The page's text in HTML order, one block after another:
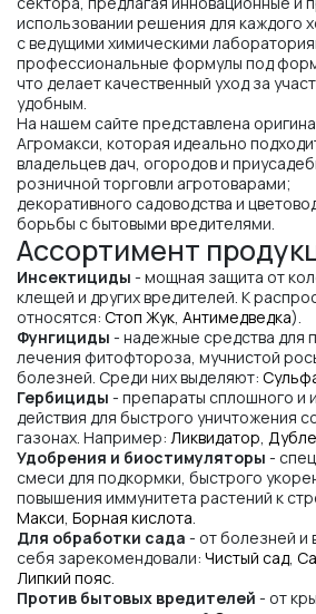
использовании решения для каждого
с ведущими химическими
профессиональные формулы под
что делает качественный уход за
удобным.
На нашем сайте представлена
Агромакси, которая идеально
владельцев дач, огородов и
розничной торговли агротоварами;
декоративного садоводства и
борьбы с бытовыми вредителями.
Ассортимент
Инсектициды - мощная защита от
клещей и других вредителей. К
относятся: Стоп Жук, Антимедведка).
Фунгициды - надежные средства для
лечения фитофтороза, мучнистой
болезней. Среди них выделяют:
Гербициды - препараты сплошного и
действия для быстрого уничтожения
газонах. Например: Ликвидатор,
Удобрения и биостимуляторы -
смеси для подкормки, быстрого
повышения иммунитета растений к
Макси, Борная кислота.
Для обработки сада - от болезней и
себя зарекомендовали: Чистый сад,
Липкий пояс.
Против бытовых вредителей - от